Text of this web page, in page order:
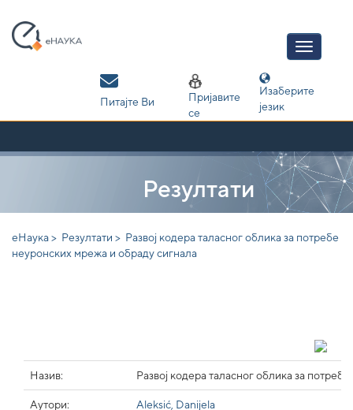
navigation
Питајте Ви
Пријавите
се
Изаберите
језик
Резултати
еНаука > Резултати > Развој кодера таласног облика за потребе
неуронских мрежа и обраду сигнала
Назив: Развој кодера таласног облика за
Аутори: Aleksić, Danijela